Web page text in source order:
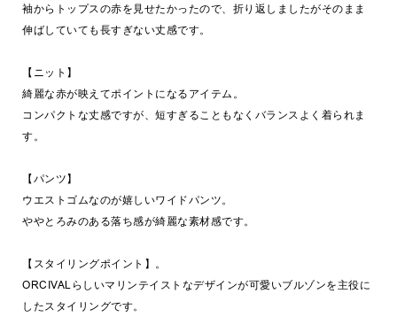
袖からトップスの赤を見せたかったので、折り返しましたがそのまま
伸ばしていても長すぎない丈感です。
【ニット】
綺麗な赤が映えてポイントになるアイテム。
コンパクトな丈感ですが、短すぎることもなくバランスよく着られま
す。
【パンツ】
ウエストゴムなのが嬉しいワイドパンツ。
ややとろみのある落ち感が綺麗な素材感です。
【スタイリングポイント】。
ORCIVALらしいマリンテイストなデザインが可愛いブルゾンを主役に
したスタイリングです。